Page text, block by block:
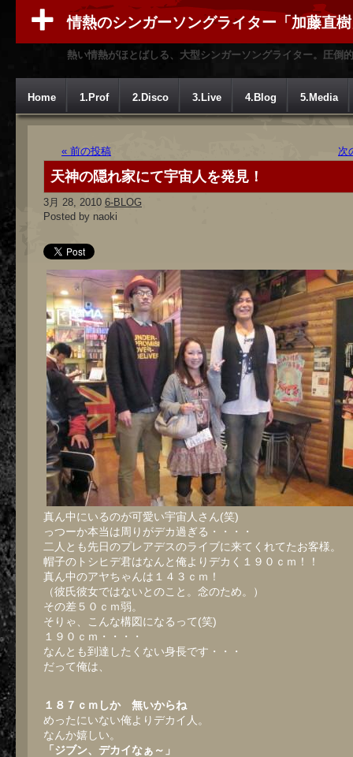
情熱のシンガーソングライター「加藤直
熱い情熱がほとばしる、大型シンガーソングライター。圧倒
Home 1.Prof 2.Disco 3.Live 4.Blog 5.Media
« 前の投稿 次
天神の隠れ家にて宇宙人を発見！
3月 28, 2010 6-BLOG
Posted by naoki
真ん中にいるのが可愛い宇宙人さん(笑)
っつーか本当は周りがデカ過ぎる・・・・
二人とも先日のプレアデスのライブに来てくれてたお客様。
帽子のトシヒデ君はなんと俺よりデカく１９０ｃｍ！！
真ん中のアヤちゃんは１４３ｃｍ！
（彼氏彼女ではないとのこと。念のため。）
その差５０ｃｍ弱。
そりゃ、こんな構図になるって(笑)
１９０ｃｍ・・・・
なんとも到達したくない身長です・・・
だって俺は、
１８７ｃｍしか 無いからね
めったにいない俺よりデカイ人。
なんか嬉しい。
「ジブン、デカイなぁ～」